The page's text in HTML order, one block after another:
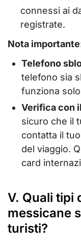
connessi ai
registrate.
Nota importante
Telefono
telefono sia
funziona
Verifica con
sicuro che il
contatta il
del viaggio.
card
V. Quali tipi
messicane
turisti?